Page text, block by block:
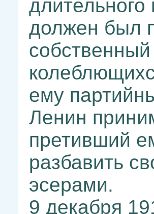
должен был
ему
Ленин
претивший
разбавить
эсерами.
9 декабря